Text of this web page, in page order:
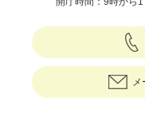
メ